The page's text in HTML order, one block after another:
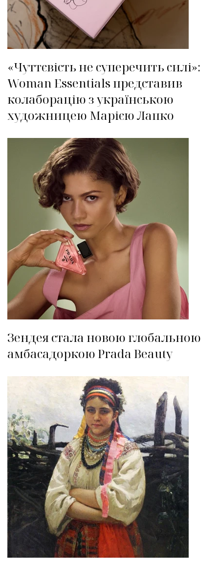
«Чуттєвість не суперечить силі»:
Woman Essentials представив
колаборацію з українською
художницею Марією Лапко
Зендея стала новою глобальною
амбасадоркою Prada Beauty